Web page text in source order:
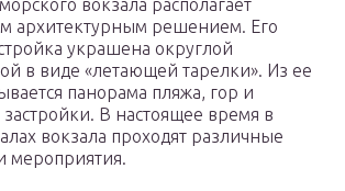
вокзала располагает
архитектурным решением. Его
украшена округлой
в виде «летающей тарелки». Из ее
панорама пляжа, гор и
застройки. В настоящее время в
вокзала проходят различные
мероприятия.